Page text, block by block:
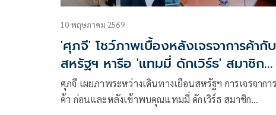
10 พฤษภาคม 2569
'ศุภจี' โชว์ภาพเบื้องหลังเจรจาการค้ากับ
สหรัฐฯ หารือ 'แทมมี่ ดักเวิร์ธ' สมาชิก
วุฒิสภาสหรัฐฯ
ศุภจี เผยภาพระหว่างเดินทางเยือนสหรัฐฯ การเจรจาการ
ค้า ก่อนและหลังเข้าพบคุณแทมมี่ ดักเวิร์ธ สมาชิก